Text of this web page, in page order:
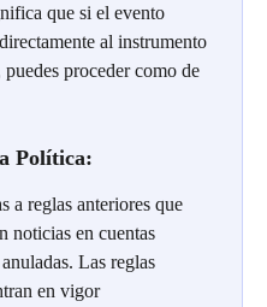
que si el evento
al instrumento
puedes proceder como de
Política:
a reglas anteriores que
noticias en cuentas
Las reglas
en vigor